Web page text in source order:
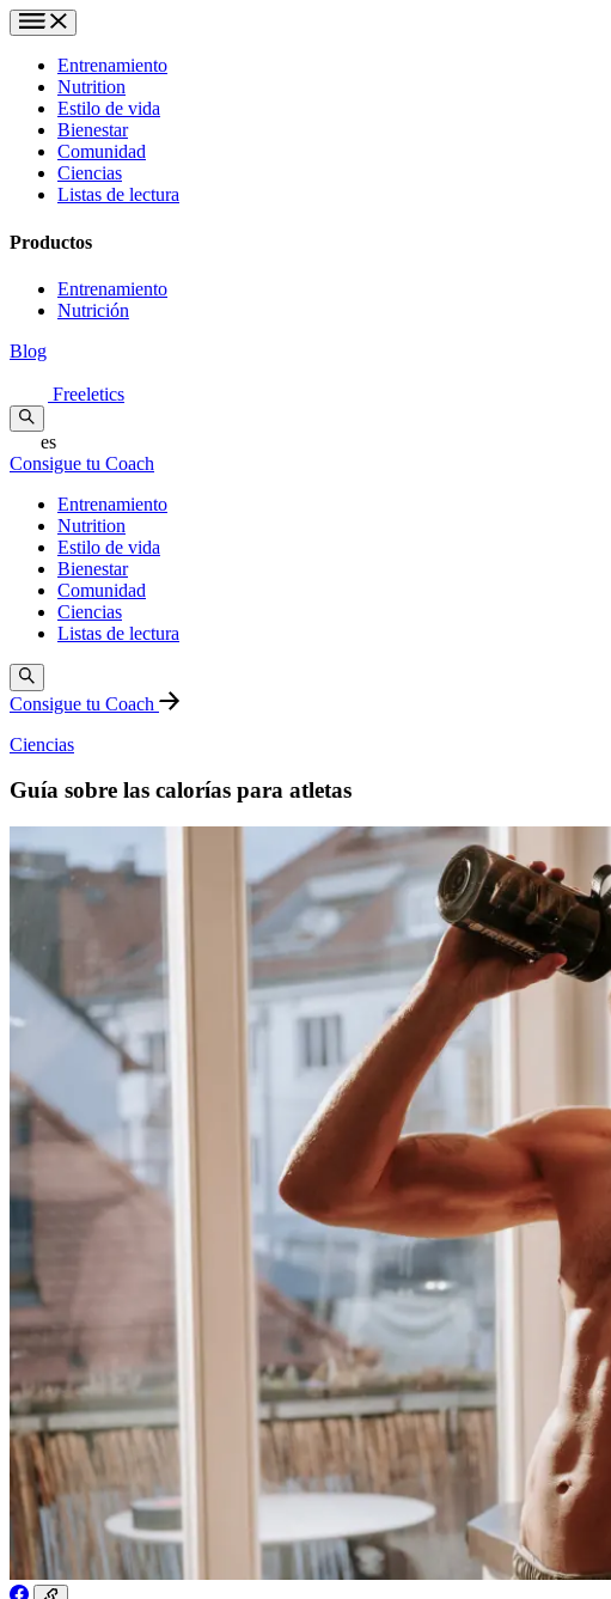
Entrenamiento
Nutrition
Estilo de vida
Bienestar
Comunidad
Ciencias
Listas de lectura
Productos
Entrenamiento
Nutrición
Blog
Freeletics
es
Consigue tu Coach
Entrenamiento
Nutrition
Estilo de vida
Bienestar
Comunidad
Ciencias
Listas de lectura
Consigue tu Coach
Ciencias
Guía sobre las calorías para atletas